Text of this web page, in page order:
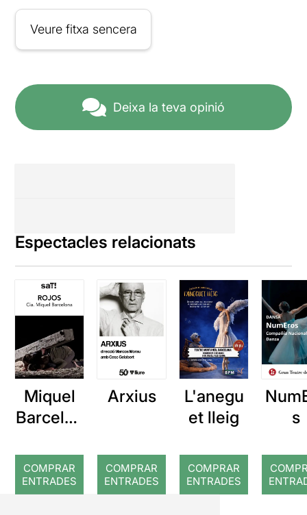
Veure fitxa sencera
Deixa la teva opinió
Espectacles relacionats
Miquel
Barcelon
COMPRAR
ENTRADES
Arxius
COMPRAR
ENTRADES
L'anegu
et lleig
COMPRAR
ENTRADES
s